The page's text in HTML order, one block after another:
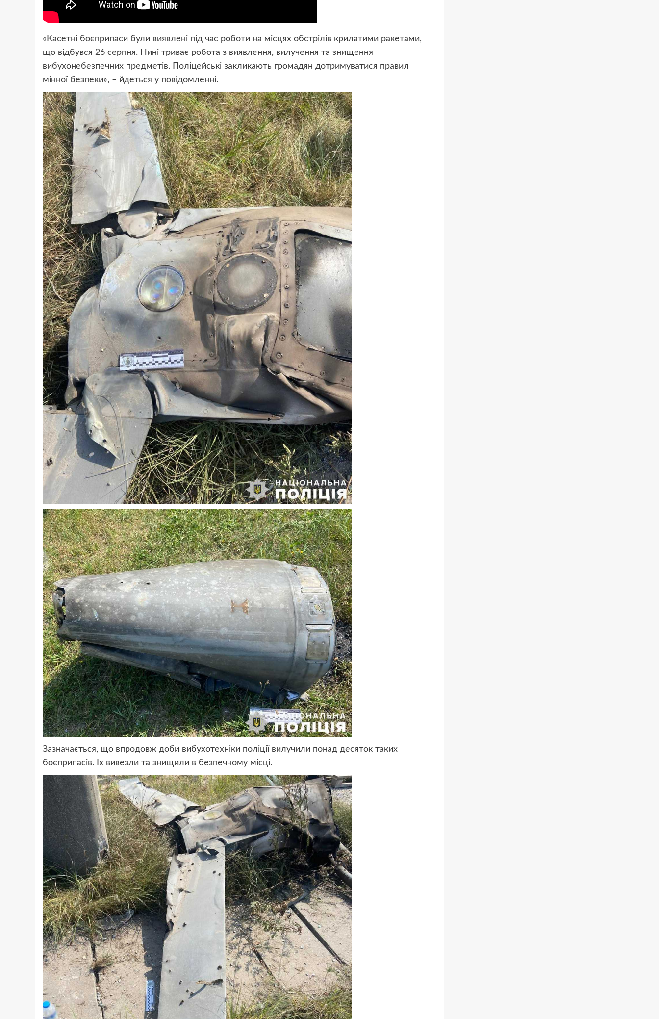
«Касетні боєприпаси були виявлені під час роботи на місцях обстрілів крилатими ракетами,
що відбувся 26 серпня. Нині триває робота з виявлення, вилучення та знищення
вибухонебезпечних предметів. Поліцейські закликають громадян дотримуватися правил
мінної безпеки», – йдеться у повідомленні.
Зазначається, що впродовж доби вибухотехніки поліції вилучили понад десяток таких
боєприпасів. Їх вивезли та знищили в безпечному місці.